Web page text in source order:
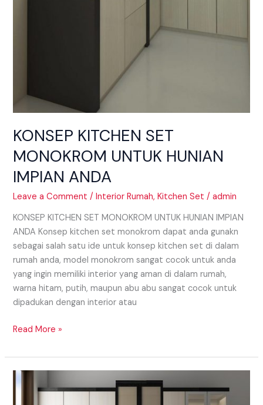
KONSEP KITCHEN SET
MONOKROM UNTUK HUNIAN
IMPIAN ANDA
Leave a Comment /Interior Rumah,Kitchen Set /admin
KONSEP KITCHEN SET MONOKROM UNTUK HUNIAN IMPIAN
ANDA Konsep kitchen set monokrom dapat anda gunakn
sebagai salah satu ide untuk konsep kitchen set di dalam
rumah anda, model monokrom sangat cocok untuk anda
yang ingin memiliki interior yang aman di dalam rumah,
warna hitam, putih, maupun abu abu sangat cocok untuk
dipadukan dengan interior atau
Read More »
KENAPA
HARUS